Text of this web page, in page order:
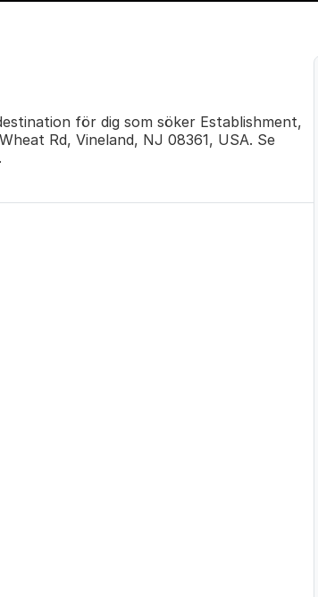
för dig som söker Establishment,
Rd, Vineland, NJ 08361, USA. Se